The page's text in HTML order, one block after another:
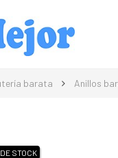
barata Anillos
STOCK